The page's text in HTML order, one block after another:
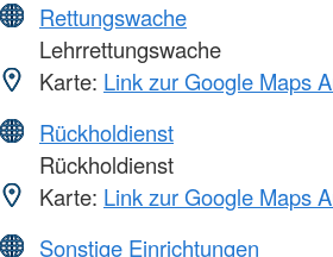
Rettungswache
Lehrrettungswache
Karte: Link zur Google Maps
Rückholdienst
Rückholdienst
Karte: Link zur Google Maps
Sonstige Einrichtungen